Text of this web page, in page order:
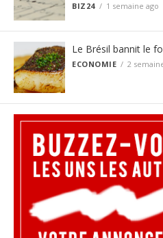
BIZ24 1 semaine ago
Le Brésil bannit le
ECONOMIE 2